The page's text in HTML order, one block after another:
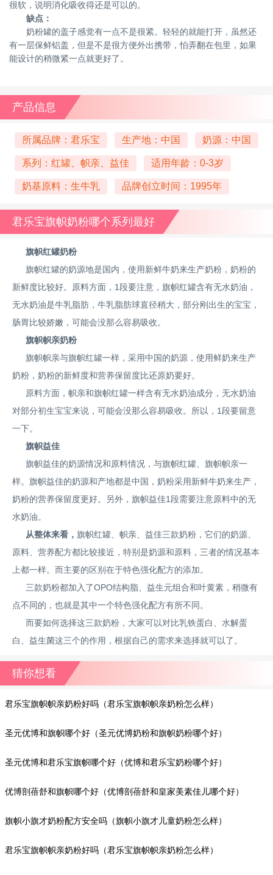
很软，说明消化吸收得还是可以的。
缺点：
奶粉罐的盖子感觉有一点不是很紧。轻轻的就能打开，虽然还
有一层保鲜铝盖，但是不是很方便外出携带，怕弄翻在包里，如果
能设计的稍微紧一点就更好了。
产品信息
所属品牌：君乐宝 生产地：中国 奶源：中国
系列：红罐、帜亲、益佳 适用年龄：0-3岁
奶基原料：生牛乳 品牌创立时间：1995年
君乐宝旗帜奶粉哪个系列最好
旗帜红罐奶粉
旗帜红罐的奶源地是国内，使用新鲜牛奶来生产奶粉，奶粉的
新鲜度比较好。原料方面，1段要注意，旗帜红罐含有无水奶油，
无水奶油是牛乳脂肪，牛乳脂肪球直径稍大，部分刚出生的宝宝，
肠胃比较娇嫩，可能会没那么容易吸收。
旗帜帜亲奶粉
旗帜帜亲与旗帜红罐一样，采用中国的奶源，使用鲜奶来生产
奶粉，奶粉的新鲜度和营养保留度比还原奶要好。
原料方面，帜亲和旗帜红罐一样含有无水奶油成分，无水奶油
对部分初生宝宝来说，可能会没那么容易吸收。所以，1段要留意
一下。
旗帜益佳
旗帜益佳的奶源情况和原料情况，与旗帜红罐、旗帜帜亲一
样。旗帜益佳的奶源和产地都是中国，奶粉采用新鲜牛奶来生产，
奶粉的营养保留度更好。另外，旗帜益佳1段需要注意原料中的无
水奶油。
从整体来看，旗帜红罐、帜亲、益佳三款奶粉，它们的奶源、
原料、营养配方都比较接近，特别是奶源和原料，三者的情况基本
上都一样。而主要的区别在于特色强化配方的添加。
三款奶粉都加入了OPO结构脂、益生元组合和叶黄素，稍微有
点不同的，也就是其中一个特色强化配方有所不同。
而要如何选择这三款奶粉，大家可以对比乳铁蛋白、水解蛋
白、益生菌这三个的作用，根据自己的需求来选择就可以了。
猜你想看
君乐宝旗帜帜亲奶粉好吗（君乐宝旗帜帜亲奶粉怎么样）
圣元优博和旗帜哪个好（圣元优博奶粉和旗帜奶粉哪个好）
圣元优博和君乐宝旗帜哪个好（优博和君乐宝奶粉哪个好）
优博剖蓓舒和旗帜哪个好（优博剖蓓舒和皇家美素佳儿哪个好）
旗帜小旗才奶粉配方安全吗（旗帜小旗才儿童奶粉怎么样）
君乐宝旗帜帜亲奶粉好吗（君乐宝旗帜帜亲奶粉怎么样）